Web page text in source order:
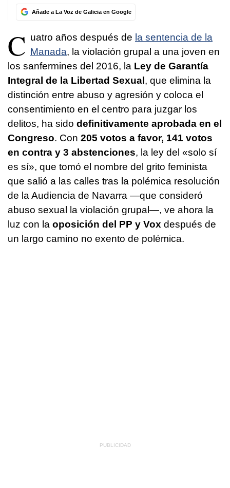
Añade a La Voz de Galicia en Google
C uatro años después de la sentencia de la
Manada, la violación grupal a una joven en
los sanfermines del 2016, la Ley de Garantía
Integral de la Libertad Sexual, que elimina la
distinción entre abuso y agresión y coloca el
consentimiento en el centro para juzgar los
delitos, ha sido definitivamente aprobada en el
Congreso. Con 205 votos a favor, 141 votos
en contra y 3 abstenciones, la ley del «solo sí
es sí», que tomó el nombre del grito feminista
que salió a las calles tras la polémica resolución
de la Audiencia de Navarra —que consideró
abuso sexual la violación grupal—, ve ahora la
luz con la oposición del PP y Vox después de
un largo camino no exento de polémica.